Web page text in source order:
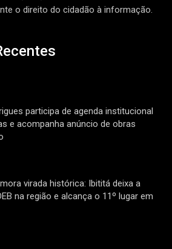
o direito do cidadão à informação.
participa de agenda institucional
e acompanha anúncio de obras
virada histórica: Ibititá deixa a
na região e alcança o 11º lugar em